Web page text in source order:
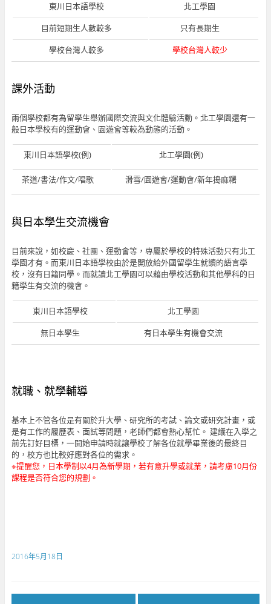
東川日本語學校
北工學園
目前短期生人數較多
只有長期生
學校台灣人較多
學校台灣人較少
課外活動
兩個學校都有為留學生舉辦國際交流與文化體驗活動。北工學園還有一
般日本學校有的運動會、園遊會等較為動態的活動。
東川日本語學校(例) 北工學園(例)
茶道/書法/作文/唱歌 滑雪/園遊會/運動會/新年搗麻糬
與日本學生交流機會
目前來說，如校慶、社團、運動會等，專屬於學校的特殊活動只有北工
學園才有。而東川日本語學校由於是開放給外國留學生就讀的語言學
校，沒有日籍同學。而就讀北工學園可以藉由學校活動和其他學科的日
籍學生有交流的機會。
東川日本語學校
北工學園
無日本學生
有日本學生有機會交流
就職、就學輔導
基本上不管各位是有關於升大學、研究所的考試、論文或研究計畫，或
是有工作的履歷表、面試等問題，老師們都會熱心幫忙。 建議在入學之
前先訂好目標，一開始申請時就讓學校了解各位就學畢業後的最終目
的，校方也比較好應對各位的需求。
※提醒您，日本學制以4月為新學期，若有意升學或就業，請考慮10月份
課程是否符合您的規劃。
2016年5月18日